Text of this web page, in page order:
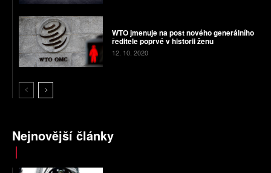
WTO jmenuje na post nového generálního
ředitele poprvé v historii ženu
12. 10. 2020
Nejnovější články